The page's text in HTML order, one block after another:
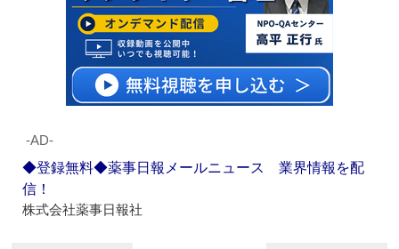
‐AD‐
◆登録無料◆薬事日報メールニュース 業界情報を配
信！
株式会社薬事日報社